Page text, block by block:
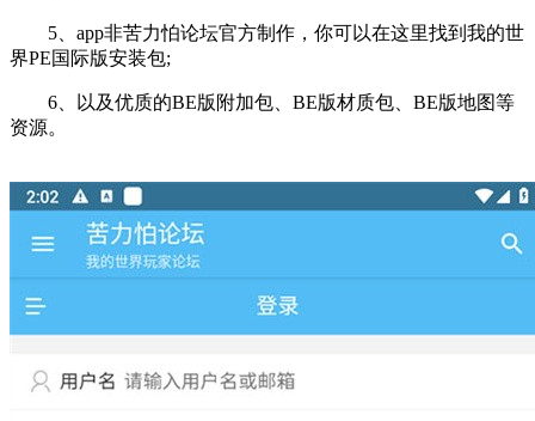
5、app非苦力怕论坛官方制作，你可以在这里找到我的世
界PE国际版安装包;
6、以及优质的BE版附加包、BE版材质包、BE版地图等
资源。